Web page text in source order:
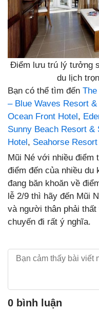
Điểm lưu trú lý tưởng
du lịch
Bạn có thể tìm đến
– Blue Waves Resort &
Ocean Front Hotel,
Sunny Beach Resort &
Hotel, Seahorse
Mũi Né với nhiều điểm
điểm đến của nhiều du
đang băn khoăn về
lễ 2/9 thì hãy đến Mũi
và người thân phải
chuyến đi rất ý nghĩa.
0 bình luận